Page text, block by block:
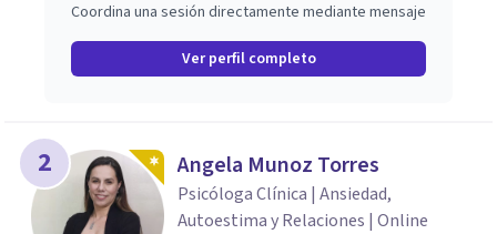
Coordina una sesión directamente mediante mensaje
Ver perfil completo
2 Angela Munoz Torres
Psicóloga Clínica | Ansiedad,
Autoestima y Relaciones | Online